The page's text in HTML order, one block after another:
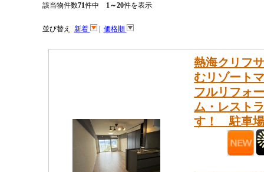
該当物件数71件中 1～20件を表示
並び替え 新着 価格順
熱海クリフ
むリゾート
フルリフォ
ム・レスト
す！ 駐車場